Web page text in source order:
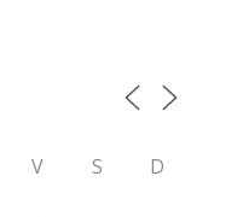
V S D